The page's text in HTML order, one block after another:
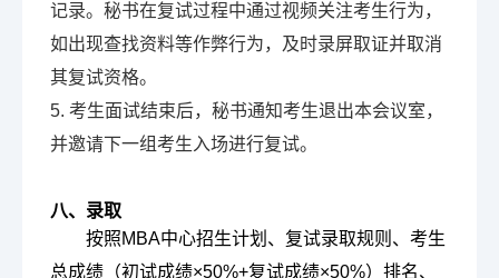
记录。秘书在复试过程中通过视频关注考生行为，
如出现查找资料等作弊行为，及时录屏取证并取消
其复试资格。
5. 考生面试结束后，秘书通知考生退出本会议室，
并邀请下一组考生入场进行复试。
八、录取
按照MBA中心招生计划、复试录取规则、考生
总成绩（初试成绩×50%+复试成绩×50%）排名、